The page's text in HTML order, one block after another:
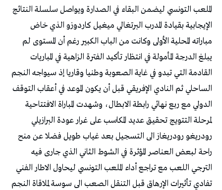
الملعب التونسي ليضمن البقاء في الصدارة ويواصل سلسلة النتائج
الإيجابية بقيادة المدرب البرتغالي ميغيل كاردوزو الذي خاض
مباراته المحلية الأولى وكانت من الباب الكبير رغم أن المستوى لم
يبلغ الدرجة المأمولة في انتظار تأكيد الفترة الزاهية في المباريات
القادمة التي تبدو في غاية الصعوبة وطنيا وقاريا إذ سيواجه النجم
الساحلي ثم النادي الإفريقي قبل أن يكون الموعد في أعقاب التوقف
الدولي مع ربع نهائي رابطة الابطال، وشهدت المباراة الافتتاحية
لمرحلة التتويج تحقيق عديد المكاسب على غرار عودة البرازيلي
رودريغو رودريغاز الى التسجيل بعد غياب طويل فضلا عن منح
راحة لبعض العناصر المؤثرة في الشوط الثاني الذي جارى فيه
الترجي اللعب مع تراجع أداء الملعب التونسي ليحاول الاطار الفني
تفادي تأثيرات الإرهاق قبل التنقل الصعب الى سوسة لملاقاة النجم